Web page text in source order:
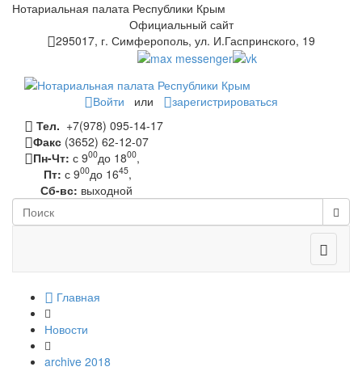
Нотариальная палата Республики Крым
Официальный сайт
295017, г. Симферополь, ул. И.Гаспринского, 19
Войти или
зарегистрироваться
Тел. +7(978) 095-14-17
Факс (3652) 62-12-07
Пн-Чт: с 900до 1800,
Пт: с 900до 1645,
Сб-вс: выходной
Toggle
Главная
Новости
archive 2018